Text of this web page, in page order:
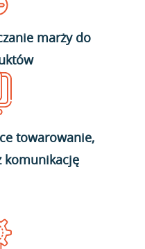
marży do
towarowanie,
komunikację